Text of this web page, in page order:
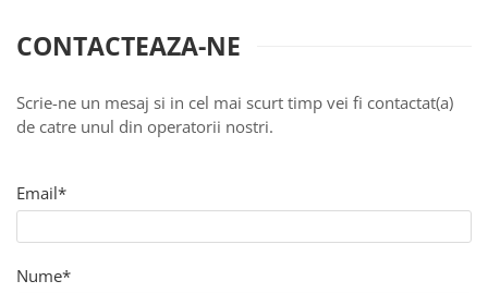
Solutii de curatat & adezivi
Alte accesorii mobila
Clesti/ patenti
Ciocane
Nivela bule/ laser
CONTACTEAZA-NE
Scrie-ne un mesaj si in cel mai scurt timp vei fi contactat(a)
de catre unul din operatorii nostri.
Email*
Nume*